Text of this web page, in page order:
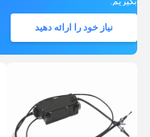
نیاز خود را ارائه دهید